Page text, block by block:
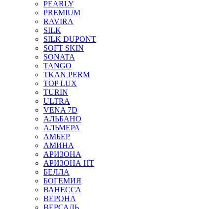
PEARLY
PREMIUM
RAVIRA
SILK
SILK DUPONT
SOFT SKIN
SONATA
TANGO
TKAN PERM
TOP LUX
TURIN
ULTRA
VENA 7D
АЛЬБАНО
АЛЬМЕРА
АМБЕР
АМИНА
АРИЗОНА
АРИЗОНА НТ
БЕЛЛА
БОГЕМИЯ
ВАНЕССА
ВЕРОНА